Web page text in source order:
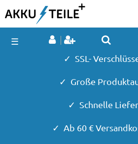
☰
✓ SSL-
✓ Große
✓ Schnelle
✓ Ab 60 €